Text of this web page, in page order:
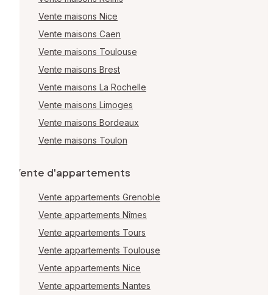
Vente maisons Nice
Vente maisons Caen
Vente maisons Toulouse
Vente maisons Brest
Vente maisons La Rochelle
Vente maisons Limoges
Vente maisons Bordeaux
Vente maisons Toulon
Vente d'appartements
Vente appartements Grenoble
Vente appartements Nîmes
Vente appartements Tours
Vente appartements Toulouse
Vente appartements Nice
Vente appartements Nantes